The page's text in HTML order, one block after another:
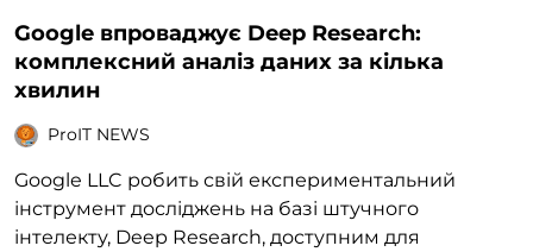
Google впроваджує Deep Research:
комплексний аналіз даних за кілька
хвилин
ProIT NEWS
Google LLC робить свій експериментальний
інструмент досліджень на базі штучного
інтелекту, Deep Research, доступним для